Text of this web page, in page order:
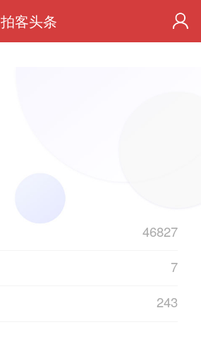
拍客头条
46827
7
243